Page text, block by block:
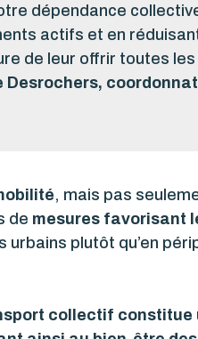
dépendance
actifs et en
de leur offrir toutes
Desrochers,
, mais pas
de mesures favorisant
plutôt qu’en
collectif constitue